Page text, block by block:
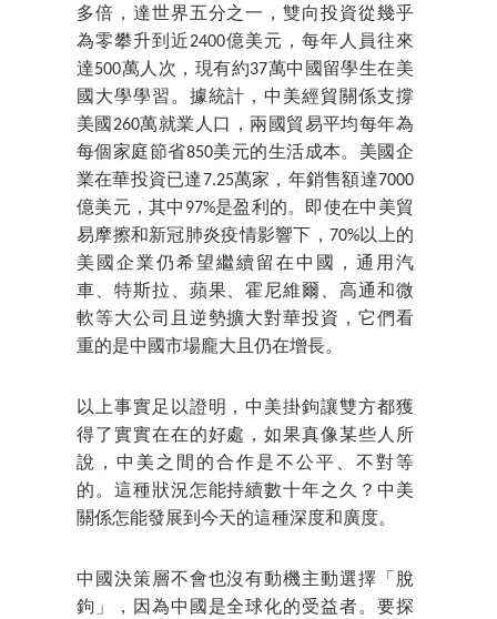
多倍，達世界五分之一，雙向投資從幾乎
為零攀升到近2400億美元，每年人員往來
達500萬人次，現有約37萬中國留學生在美
國大學學習。據統計，中美經貿關係支撐
美國260萬就業人口，兩國貿易平均每年為
每個家庭節省850美元的生活成本。美國企
業在華投資已達7.25萬家，年銷售額達7000
億美元，其中97%是盈利的。即使在中美貿
易摩擦和新冠肺炎疫情影響下，70%以上的
美國企業仍希望繼續留在中國，通用汽
車、特斯拉、蘋果、霍尼維爾、高通和微
軟等大公司且逆勢擴大對華投資，它們看
重的是中國市場龐大且仍在增長。
以上事實足以證明，中美掛鉤讓雙方都獲
得了實實在在的好處，如果真像某些人所
說，中美之間的合作是不公平、不對等
的。這種狀況怎能持續數十年之久？中美
關係怎能發展到今天的這種深度和廣度。
中國決策層不會也沒有動機主動選擇「脫
鉤」，因為中國是全球化的受益者。要探